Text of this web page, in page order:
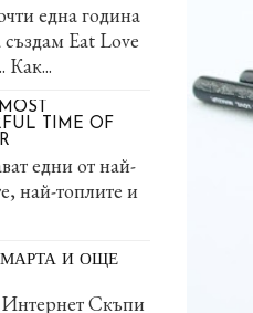
една година
Eat Love
Как...
TIME OF
едни от най-
най-топлите и
И ОЩЕ
Скъпи